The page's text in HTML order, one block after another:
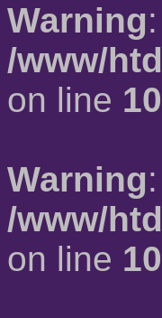
Warning
/www/
on line
Warning
/www/
on line